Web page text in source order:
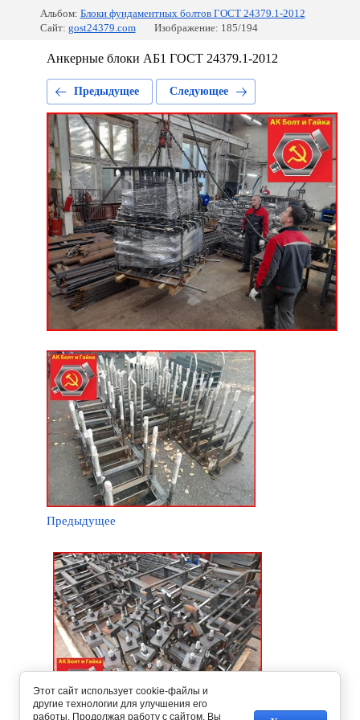
Альбом: Блоки фундаментных болтов ГОСТ 24379.1-2012
Сайт: gost24379.com Изображение: 185/194
Анкерные блоки АБ1 ГОСТ 24379.1-2012
Предыдущее Следующее
Предыдущее
Этот сайт использует cookie-файлы и
другие технологии для улучшения его
работы. Продолжая работу с сайтом, Вы